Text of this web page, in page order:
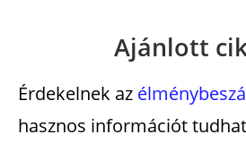
Ajánlott
Érdekelnek az
hasznos információt